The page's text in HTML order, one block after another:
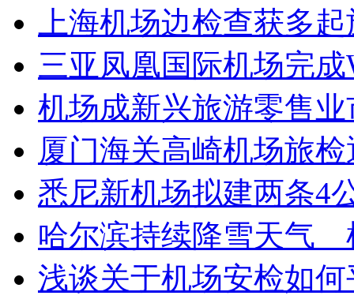
上海机场边检查获多
三亚凤凰国际机场完
机场成新兴旅游零售
厦门海关高崎机场旅
悉尼新机场拟建两条4
哈尔滨持续降雪天气
浅谈关于机场安检如